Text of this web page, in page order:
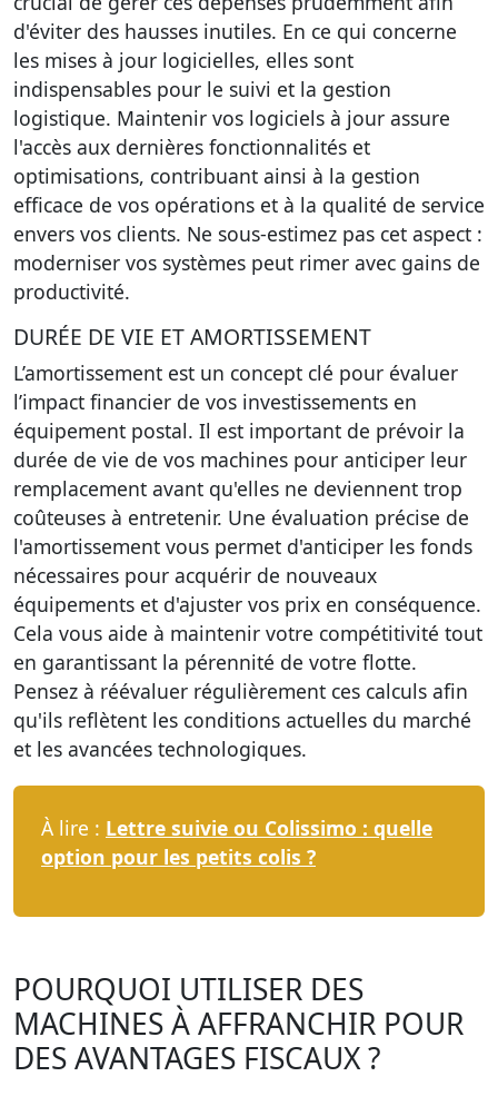
d'éviter des hausses inutiles. En ce qui concerne
les mises à jour logicielles, elles sont
indispensables pour le suivi et la gestion
logistique. Maintenir vos logiciels à jour assure
l'accès aux dernières fonctionnalités et
optimisations, contribuant ainsi à la gestion
efficace de vos opérations et à la qualité de service
envers vos clients. Ne sous-estimez pas cet aspect :
moderniser vos systèmes peut rimer avec gains de
productivité.
DURÉE DE VIE ET AMORTISSEMENT
L’amortissement est un concept clé pour évaluer
l’impact financier de vos investissements en
équipement postal. Il est important de prévoir la
durée de vie de vos machines pour anticiper leur
remplacement avant qu'elles ne deviennent trop
coûteuses à entretenir. Une évaluation précise de
l'amortissement vous permet d'anticiper les fonds
nécessaires pour acquérir de nouveaux
équipements et d'ajuster vos prix en conséquence.
Cela vous aide à maintenir votre compétitivité tout
en garantissant la pérennité de votre flotte.
Pensez à réévaluer régulièrement ces calculs afin
qu'ils reflètent les conditions actuelles du marché
et les avancées technologiques.
À lire : Lettre suivie ou Colissimo : quelle
option pour les petits colis ?
POURQUOI UTILISER DES
MACHINES À AFFRANCHIR POUR
DES AVANTAGES FISCAUX ?